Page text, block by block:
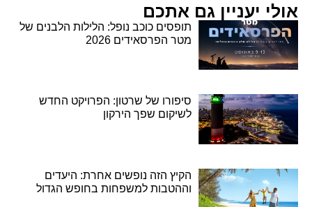
אולי יעניין גם אתכם
תופסים כוכב נופל: הלילות הלבנים של
מטר הפרסאידים 2026
סיפורו של שרטון: הפרויקט החדש
לשיקום שפך הירקון
הקיץ הזה נופשים אחרת: היעדים
וההטבות למשפחות בחופש הגדול